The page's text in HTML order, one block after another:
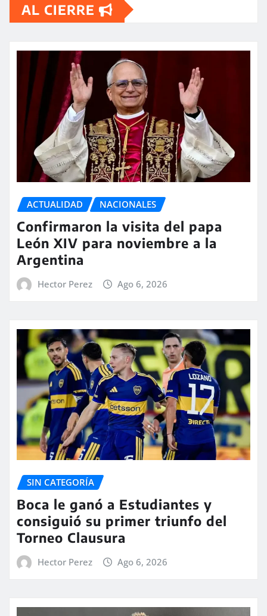
AL CIERRE
ACTUALIDAD NACIONALES
Confirmaron la visita del papa
León XIV para noviembre a la
Argentina
Hector Perez Ago 6, 2026
SIN CATEGORÍA
Boca le ganó a Estudiantes y
consiguió su primer triunfo del
Torneo Clausura
Hector Perez Ago 6, 2026